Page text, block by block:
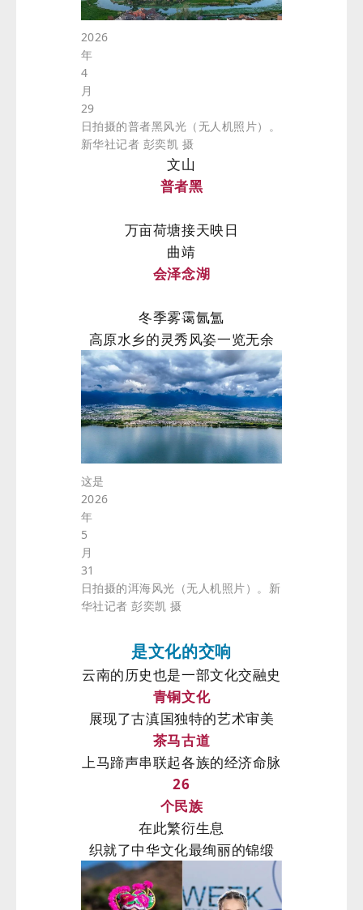
2026
年
4
月
29
日拍摄的普者黑风光（无人机照片）。
新华社记者 彭奕凯 摄
文山
普者黑
万亩荷塘接天映日
曲靖
会泽念湖
冬季雾霭氤氲
高原水乡的灵秀风姿一览无余
这是
2026
年
5
月
31
日拍摄的洱海风光（无人机照片）。新
华社记者 彭奕凯 摄
是文化的交响
云南的历史也是一部文化交融史
青铜文化
展现了古滇国独特的艺术审美
茶马古道
上马蹄声串联起各族的经济命脉
26
个民族
在此繁衍生息
织就了中华文化最绚丽的锦缎